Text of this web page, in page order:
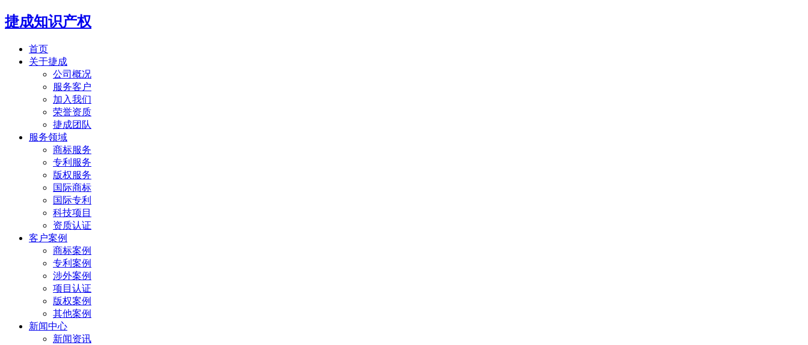
捷成知识产权
首页
关于捷成
公司概况
服务客户
加入我们
荣誉资质
捷成团队
服务领域
商标服务
专利服务
版权服务
国际商标
国际专利
科技项目
资质认证
客户案例
商标案例
专利案例
涉外案例
项目认证
版权案例
其他案例
新闻中心
新闻资讯